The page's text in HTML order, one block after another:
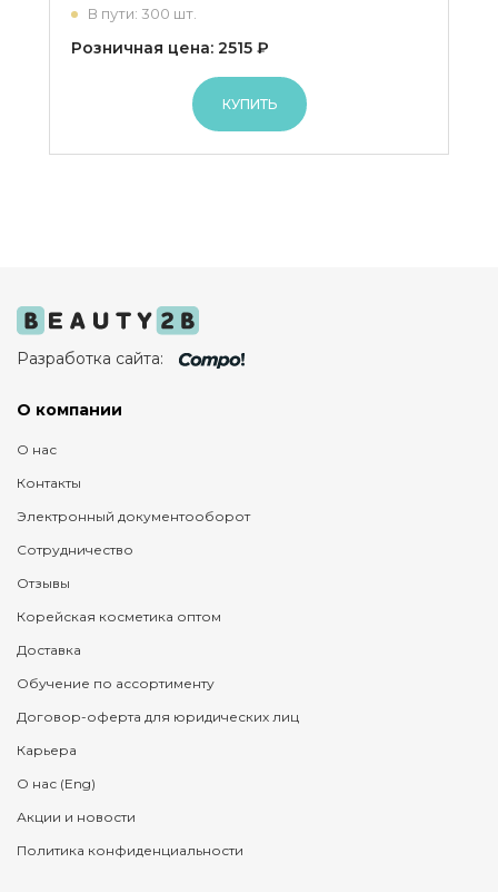
В пути: 300 шт.
Розничная цена: 2515 ₽
КУПИТЬ
Разработка сайта:
О компании
О нас
Контакты
Электронный документооборот
Сотрудничество
Отзывы
Корейская косметика оптом
Доставка
Обучение по ассортименту
Договор-оферта для юридических лиц
Карьера
О нас (Eng)
Акции и новости
Политика конфиденциальности